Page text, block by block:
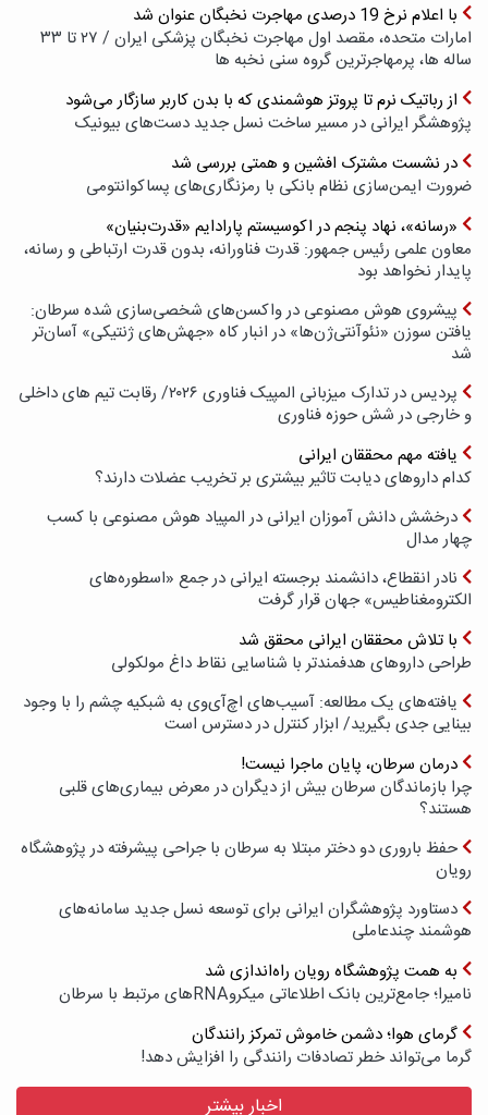
با اعلام نرخ 19 درصدی مهاجرت نخبگان عنوان شد
امارات متحده، مقصد اول مهاجرت نخبگان پزشکی ایران / ۲۷ تا ۳۳
ساله ها، پرمهاجرترین گروه سنی نخبه ها
از رباتیک نرم تا پروتز هوشمندی که با بدن کاربر سازگار می‌شود
پژوهشگر ایرانی در مسیر ساخت نسل جدید دست‌های بیونیک
در نشست مشترک افشین و همتی بررسی شد
ضرورت ایمن‌سازی نظام بانکی با رمزنگاری‌های پسا‌کوانتومی
«رسانه»، نهاد پنجم در اکوسیستم پارادایم «قدرت‌بنیان»
معاون علمی رئیس جمهور: قدرت فناورانه، بدون قدرت ارتباطی و رسانه،
پایدار نخواهد بود
پیشروی هوش مصنوعی در واکسن‌های شخصی‌سازی شده سرطان:
یافتن سوزن «نئوآنتی‌ژن‌ها» در انبار کاه «جهش‌های ژنتیکی» آسان‌تر
شد
پردیس در تدارک میزبانی المپیک فناوری ۲۰۲۶/ رقابت تیم های داخلی
و خارجی در شش حوزه فناوری
یافته مهم محققان ایرانی
کدام داروهای دیابت تاثیر بیشتری بر تخریب عضلات دارند؟
درخشش دانش آموزان ایرانی در المپیاد هوش مصنوعی با کسب
چهار مدال
نادر انقطاع، دانشمند برجسته ایرانی در جمع «اسطوره‌های
الکترومغناطیس» جهان قرار گرفت
با تلاش محققان ایرانی محقق شد
طراحی داروهای هدفمندتر با شناسایی نقاط داغ مولکولی
یافته‌های یک مطالعه: آسیب‌های اچ‌آی‌وی به شبکیه چشم را با وجود
بینایی جدی بگیرید/ ابزار کنترل در دسترس است
درمان سرطان، پایان ماجرا نیست!
چرا بازماندگان سرطان بیش از دیگران در معرض بیماری‌های قلبی
هستند؟
حفظ باروری دو دختر مبتلا به سرطان با جراحی پیشرفته در پژوهشگاه
رویان
دستاورد پژوهشگران ایرانی برای توسعه نسل جدید سامانه‌های
هوشمند چندعاملی
به همت پژوهشگاه رویان راه‌اندازی شد
نامیرا؛ جامع‌ترین بانک اطلاعاتی میکروRNAهای مرتبط با سرطان
گرمای هوا؛ دشمن خاموش تمرکز رانندگان
گرما می‌تواند خطر تصادفات رانندگی را افزایش دهد!
اخبار بیشتر